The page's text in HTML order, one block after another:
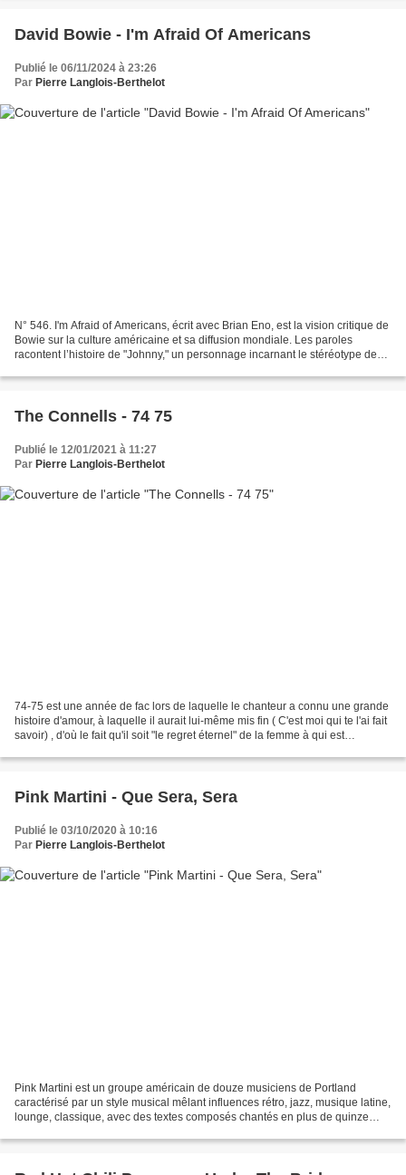
David Bowie - I'm Afraid Of Americans
Publié le 06/11/2024 à 23:26
Par Pierre Langlois-Berthelot
N° 546. I'm Afraid of Americans, écrit avec Brian Eno, est la vision critique de
Bowie sur la culture américaine et sa diffusion mondiale. Les paroles
racontent l’histoire de "Johnny," un personnage incarnant le stéréotype de
The Connells - 74 75
Publié le 12/01/2021 à 11:27
Par Pierre Langlois-Berthelot
74-75 est une année de fac lors de laquelle le chanteur a connu une grande
histoire d'amour, à laquelle il aurait lui-même mis fin ( C'est moi qui te l'ai fait
savoir) , d'où le fait qu'il soit "le regret éternel" de la femme à qui est
Pink Martini - Que Sera, Sera
Publié le 03/10/2020 à 10:16
Par Pierre Langlois-Berthelot
Pink Martini est un groupe américain de douze musiciens de Portland
caractérisé par un style musical mêlant influences rétro, jazz, musique latine,
lounge, classique, avec des textes composés chantés en plus de quinze